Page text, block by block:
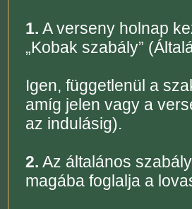
1. A verseny holnap
„Kobak szabály”
Igen, függetlenül a
amíg jelen vagy a
az indulásig).
2. Az általános
magába foglalja a